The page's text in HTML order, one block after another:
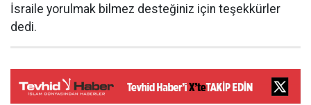
İsraile yorulmak bilmez desteğiniz için teşekkürler
dedi.